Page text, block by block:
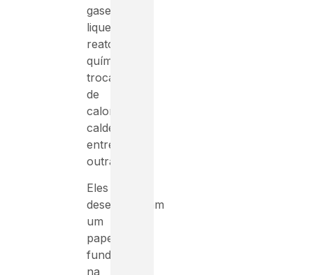
gases
liquefeitos,
reatores
químicos,
trocadores
de
calor,
caldeiras,
entre
outras.
Eles
desempenham
um
papel
fundamental
na